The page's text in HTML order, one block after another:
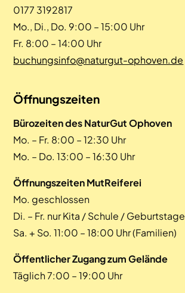
0177 3192817
Mo., Di., Do. 9:00 – 15:00 Uhr
Fr. 8:00 – 14:00 Uhr
buchungsinfo@naturgut-ophoven.de
Öffnungszeiten
Bürozeiten des NaturGut Ophoven
Mo. – Fr. 8:00 – 12:30 Uhr
Mo. – Do. 13:00 – 16:30 Uhr
Öffnungszeiten MutReiferei
Mo. geschlossen
Di. – Fr. nur Kita / Schule / Geburtstage
Sa. + So. 11:00 – 18:00 Uhr (Familien)
Öffentlicher Zugang zum Gelände
Täglich 7:00 – 19:00 Uhr